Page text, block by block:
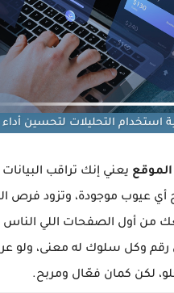
استخدام التحليلات لتحسين
يعني إنك تراقب
أي عيوب موجودة، وتزود فرص
أول الصفحات اللي الناس
رقم وكل سلوك له معنى،
لكن كمان فعّال ومربح.